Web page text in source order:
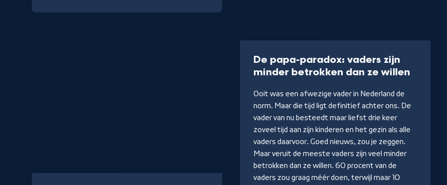
De papa-paradox: vaders zijn
minder betrokken dan ze willen
Luister
Ooit was een afwezige vader in Nederland de
norm. Maar die tijd ligt definitief achter ons. De
vader van nu besteedt maar liefst drie keer
zoveel tijd aan zijn kinderen en het gezin als alle
vaders daarvoor. Goed nieuws, zou je zeggen.
Maar veruit de meeste vaders zijn veel minder
betrokken dan ze willen. 60 procent van de
vaders zou graag méér doen, terwijl maar 10